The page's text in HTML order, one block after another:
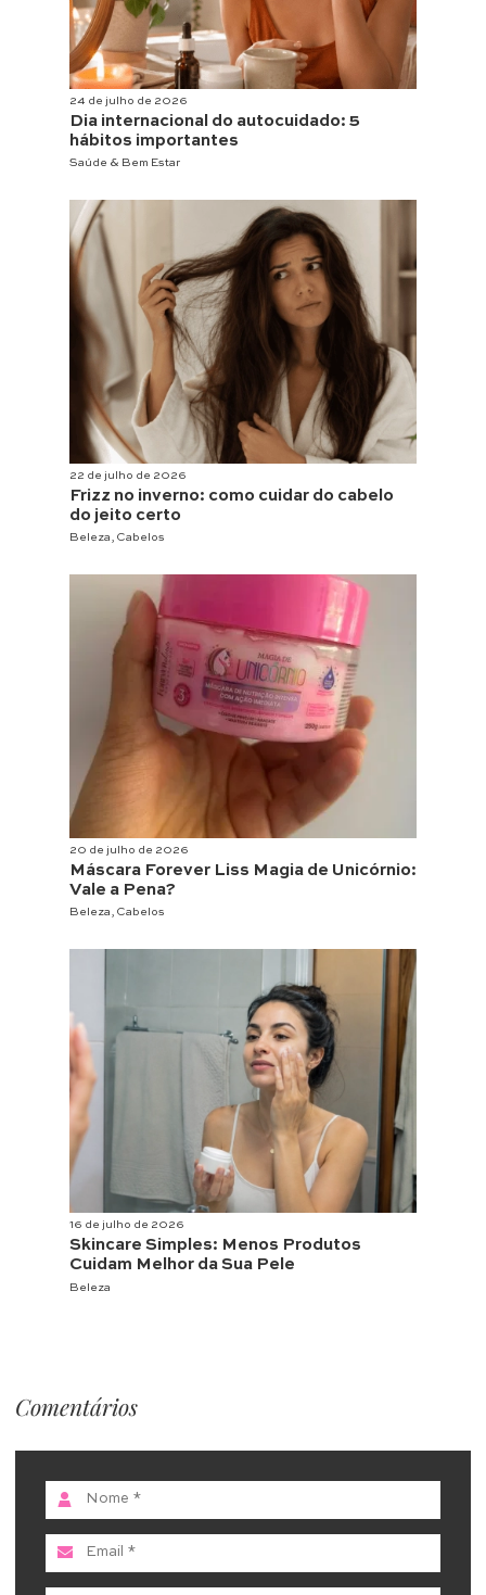
24 de julho de 2026
Dia internacional do autocuidado: 5
hábitos importantes
Saúde & Bem Estar
22 de julho de 2026
Frizz no inverno: como cuidar do cabelo
do jeito certo
Beleza , Cabelos
20 de julho de 2026
Máscara Forever Liss Magia de Unicórnio:
Vale a Pena?
Beleza , Cabelos
16 de julho de 2026
Skincare Simples: Menos Produtos
Cuidam Melhor da Sua Pele
Beleza
Comentários